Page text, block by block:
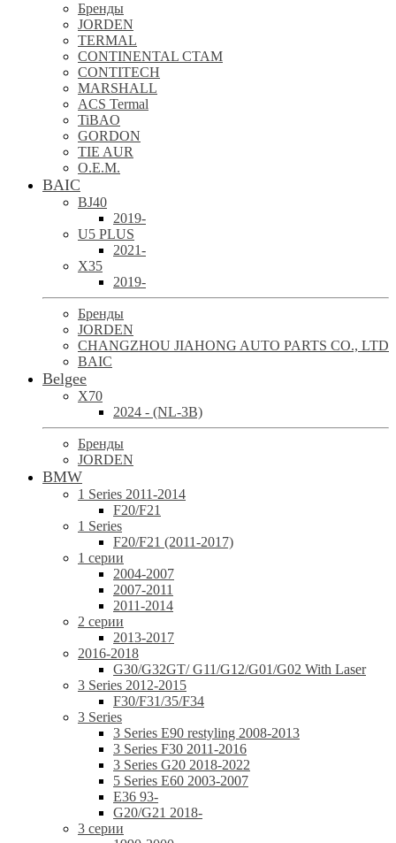
Бренды
JORDEN
TERMAL
CONTINENTAL CTAM
CONTITECH
MARSHALL
ACS Termal
TiBAO
GORDON
TIE AUR
O.E.M.
BAIC
BJ40
2019-
U5 PLUS
2021-
X35
2019-
Бренды
JORDEN
CHANGZHOU JIAHONG AUTO PARTS CO., LTD
BAIC
Belgee
X70
2024 - (NL-3B)
Бренды
JORDEN
BMW
1 Series 2011-2014
F20/F21
1 Series
F20/F21 (2011-2017)
1 серии
2004-2007
2007-2011
2011-2014
2 серии
2013-2017
2016-2018
G30/G32GT/ G11/G12/G01/G02 With Laser
3 Series 2012-2015
F30/F31/35/F34
3 Series
3 Series E90 restyling 2008-2013
3 Series F30 2011-2016
3 Series G20 2018-2022
5 Series E60 2003-2007
E36 93-
G20/G21 2018-
3 серии